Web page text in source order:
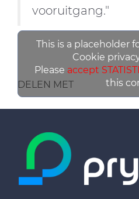
vooruitgang."
DELEN MET
This is a placeholder
Cookie
Please accept
this